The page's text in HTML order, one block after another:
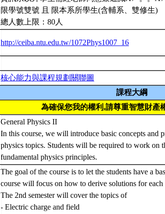
限學號雙號 且 限本系所學生(含輔系、雙修生)
總人數上限：80人
http://ceiba.ntu.edu.tw/1072Phys1007_16
核心能力與課程規劃關聯圖
課程大綱
為確保您我的權利,請尊重智慧財產
General Physics II
In this course, we will introduce basic concepts and
physics topics. Students will be required to work on
fundamental physics principles.
The goal of the course is to let the students have a
course will focus on how to derive solutions for each
The 2nd semester will cover the topics of
- Electric charge and field